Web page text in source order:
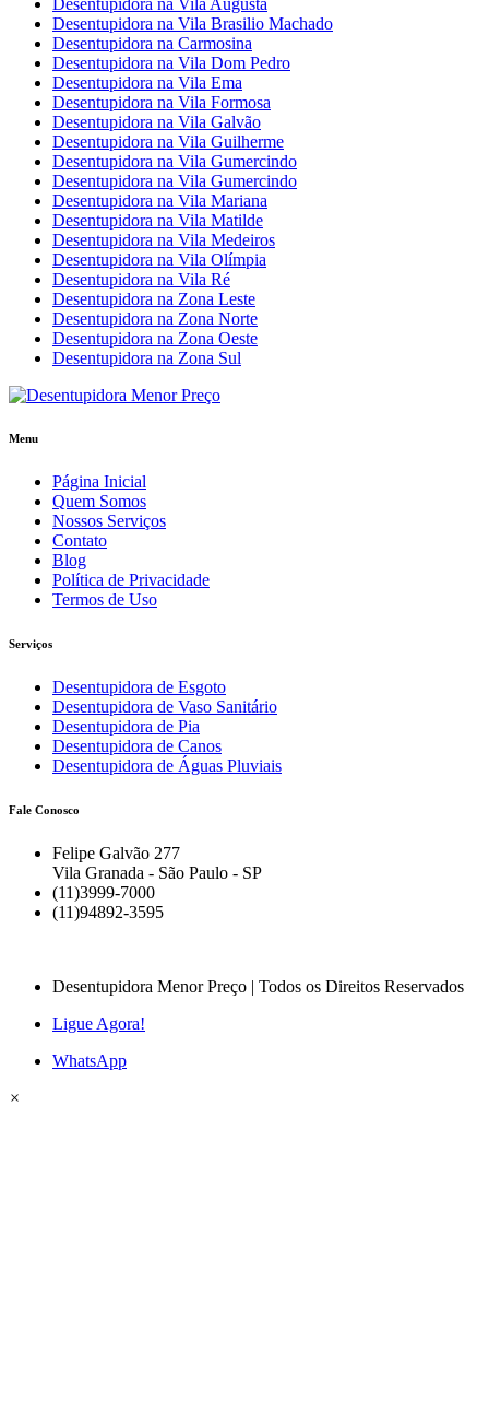
Desentupidora na Vila Brasilio Machado
Desentupidora na Carmosina
Desentupidora na Vila Dom Pedro
Desentupidora na Vila Ema
Desentupidora na Vila Formosa
Desentupidora na Vila Galvão
Desentupidora na Vila Guilherme
Desentupidora na Vila Gumercindo
Desentupidora na Vila Gumercindo
Desentupidora na Vila Mariana
Desentupidora na Vila Matilde
Desentupidora na Vila Medeiros
Desentupidora na Vila Olímpia
Desentupidora na Vila Ré
Desentupidora na Zona Leste
Desentupidora na Zona Norte
Desentupidora na Zona Oeste
Desentupidora na Zona Sul
Menu
Página Inicial
Quem Somos
Nossos Serviços
Contato
Blog
Política de Privacidade
Termos de Uso
Serviços
Desentupidora de Esgoto
Desentupidora de Vaso Sanitário
Desentupidora de Pia
Desentupidora de Canos
Desentupidora de Águas Pluviais
Fale Conosco
Felipe Galvão 277
Vila Granada - São Paulo - SP
(11)3999-7000
(11)94892-3595
Desentupidora Menor Preço | Todos os Direitos Reservados
Ligue Agora!
WhatsApp
×